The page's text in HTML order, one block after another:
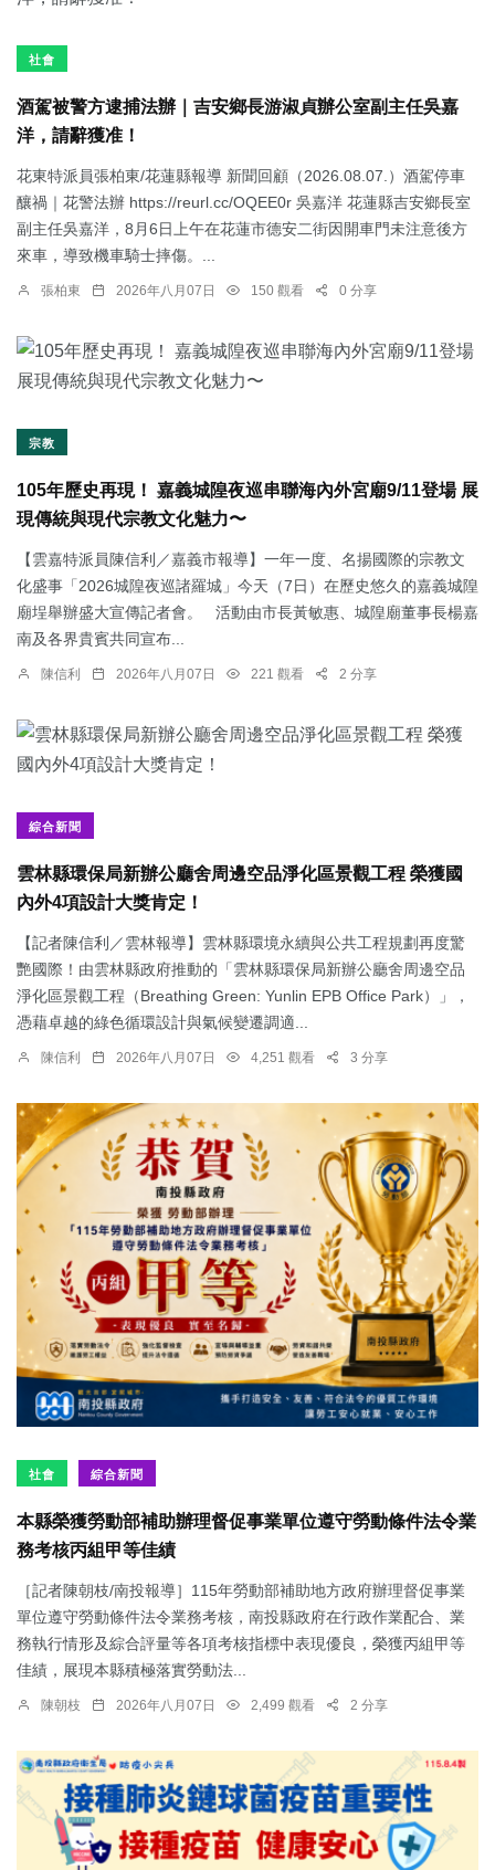
社會
酒駕被警方逮捕法辦｜吉安鄉長游淑貞辦公室副主任吳嘉
洋，請辭獲准！
花東特派員張柏東/花蓮縣報導 新聞回顧（2026.08.07.）酒駕停車
釀禍｜花警法辦 https://reurl.cc/OQEE0r 吳嘉洋 花蓮縣吉安鄉長室
副主任吳嘉洋，8月6日上午在花蓮市德安二街因開車門未注意後方
來車，導致機車騎士摔傷。...
張柏東 2026年八月07日 150 觀看 0 分享
宗教
105年歷史再現！ 嘉義城隍夜巡串聯海內外宮廟9/11登場 展
現傳統與現代宗教文化魅力〜
【雲嘉特派員陳信利／嘉義市報導】一年一度、名揚國際的宗教文
化盛事「2026城隍夜巡諸羅城」今天（7日）在歷史悠久的嘉義城隍
廟埕舉辦盛大宣傳記者會。 活動由市長黃敏惠、城隍廟董事長楊嘉
南及各界貴賓共同宣布...
陳信利 2026年八月07日 221 觀看 2 分享
綜合新聞
雲林縣環保局新辦公廳舍周邊空品淨化區景觀工程 榮獲國
內外4項設計大獎肯定！
【記者陳信利／雲林報導】雲林縣環境永續與公共工程規劃再度驚
艷國際！由雲林縣政府推動的「雲林縣環保局新辦公廳舍周邊空品
淨化區景觀工程（Breathing Green: Yunlin EPB Office Park）」，
憑藉卓越的綠色循環設計與氣候變遷調適...
陳信利 2026年八月07日 4,251 觀看 3 分享
社會 綜合新聞
本縣榮獲勞動部補助辦理督促事業單位遵守勞動條件法令業
務考核丙組甲等佳績
［記者陳朝枝/南投報導］115年勞動部補助地方政府辦理督促事業
單位遵守勞動條件法令業務考核，南投縣政府在行政作業配合、業
務執行情形及綜合評量等各項考核指標中表現優良，榮獲丙組甲等
佳績，展現本縣積極落實勞動法...
陳朝枝 2026年八月07日 2,499 觀看 2 分享